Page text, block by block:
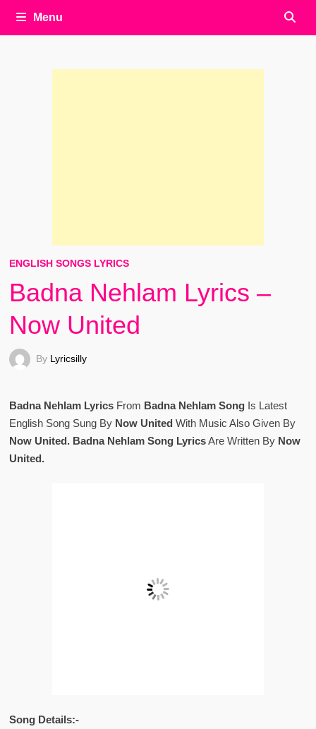
Menu
ENGLISH SONGS LYRICS
Badna Nehlam Lyrics –
Now United
By Lyricsilly
Badna Nehlam LyricsFrom Badna Nehlam SongIs Latest
English Song Sung By Now United With Music Also Given By
Now United. Badna Nehlam Song LyricsAre Written By Now
United.
Song Details:-